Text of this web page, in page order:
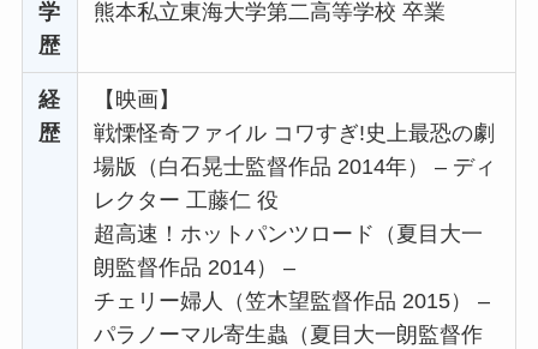
学
歴
熊本私立東海大学第二高等学校 卒業
経
歴
【映画】
戦慄怪奇ファイル コワすぎ!史上最恐の劇
場版（白石晃士監督作品 2014年） – ディ
レクター 工藤仁 役
超高速！ホットパンツロード（夏目大一
朗監督作品 2014） –
チェリー婦人（笠木望監督作品 2015） –
パラノーマル寄生蟲（夏目大一朗監督作